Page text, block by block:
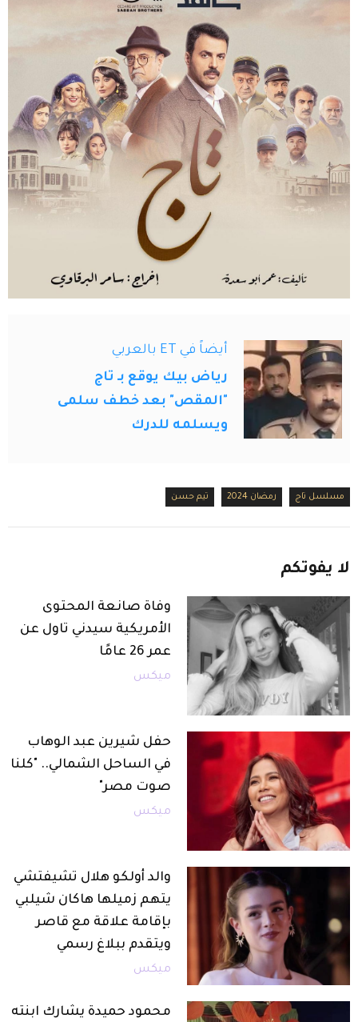
أيضاً في ET بالعربي
رياض بيك يوقع بـ تاج
"المقص" بعد خطف سلمى
ويسلمه للدرك
مسلسل تاج رمضان 2024 تيم حسن
لا يفوتكم
وفاة صانعة المحتوى
الأمريكية سيدني تاول عن
عمر 26 عامًا
ميكس
حفل شيرين عبد الوهاب
في الساحل الشمالي.. "كلنا
صوت مصر"
ميكس
والد أولكو هلال تشيفتشي
يتهم زميلها هاكان شيلبي
بإقامة علاقة مع قاصر
ويتقدم ببلاغ رسمي
ميكس
محمود حميدة يشارك ابنته